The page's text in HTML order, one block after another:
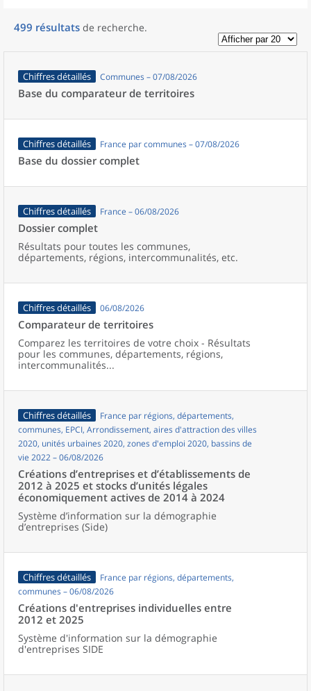
499 résultats de recherche.
Chiffres détaillés Communes – 07/08/2026
Base du comparateur de territoires
Chiffres détaillés France par communes – 07/08/2026
Base du dossier complet
Chiffres détaillés France – 06/08/2026
Dossier complet
Résultats pour toutes les communes,
départements, régions, intercommunalités, etc.
Chiffres détaillés 06/08/2026
Comparateur de territoires
Comparez les territoires de votre choix - Résultats
pour les communes, départements, régions,
intercommunalités...
Chiffres détaillés
France par régions, départements,
communes, EPCI, Arrondissement, aires d'attraction des villes
2020, unités urbaines 2020, zones d'emploi 2020, bassins de
vie 2022 – 06/08/2026
Créations d’entreprises et d’établissements de
2012 à 2025 et stocks d’unités légales
économiquement actives de 2014 à 2024
Système d’information sur la démographie
d’entreprises (Side)
Chiffres détaillés
France par régions, départements,
communes – 06/08/2026
Créations d'entreprises individuelles entre
2012 et 2025
Système d'information sur la démographie
d'entreprises SIDE